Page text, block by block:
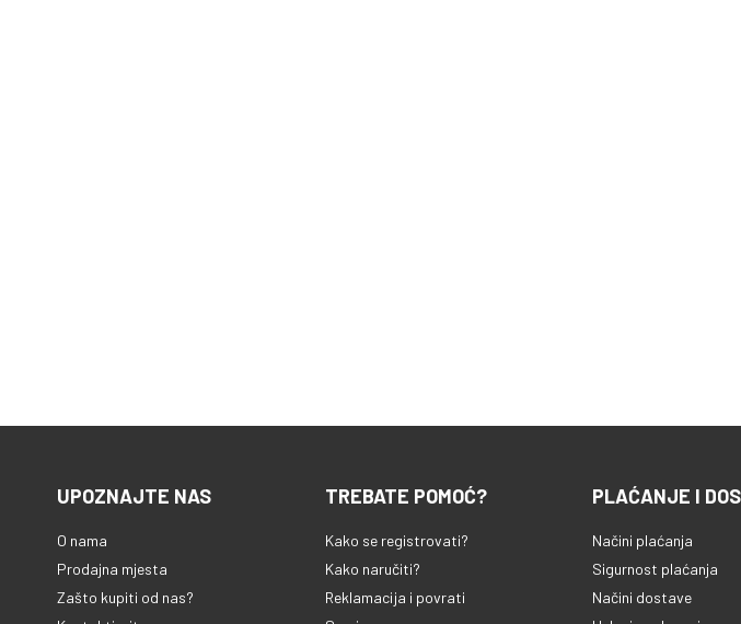
UPOZNAJTE NAS
O nama
Prodajna mjesta
Zašto kupiti od nas?
TREBATE POMOĆ?
Kako se registrovati?
Kako naručiti?
Reklamacija i povrati
PLAĆANJE I
Načini plaćanja
Sigurnost plaćanja
Načini dostave